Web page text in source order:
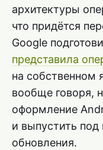
архитектуры
что придётся
Google
представила
на собственном
вообще говоря,
оформление
и выпустить
обновления.